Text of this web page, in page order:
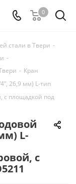
0
стали в Твери -
-
- Кран
26,9 мм) L-тип
с площадкой под
L-
с